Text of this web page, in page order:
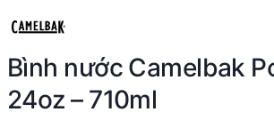
Bình nước Camelbak
24oz – 710ml